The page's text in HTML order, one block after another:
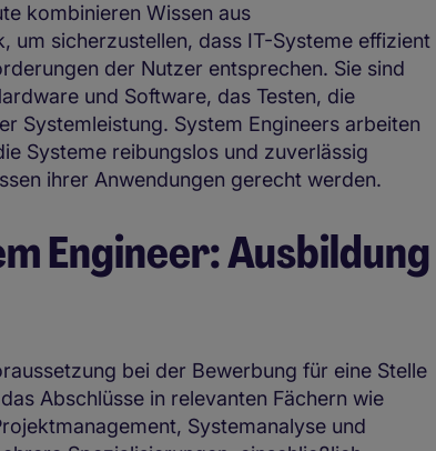
kombinieren Wissen aus
um sicherzustellen, dass IT-Systeme effizient
der Nutzer entsprechen. Sie sind
und Software, das Testen, die
Systemleistung. System Engineers arbeiten
Systeme reibungslos und zuverlässig
ihrer Anwendungen gerecht werden.
Engineer: Ausbildung
bei der Bewerbung für eine Stelle
Abschlüsse in relevanten Fächern wie
Systemanalyse und